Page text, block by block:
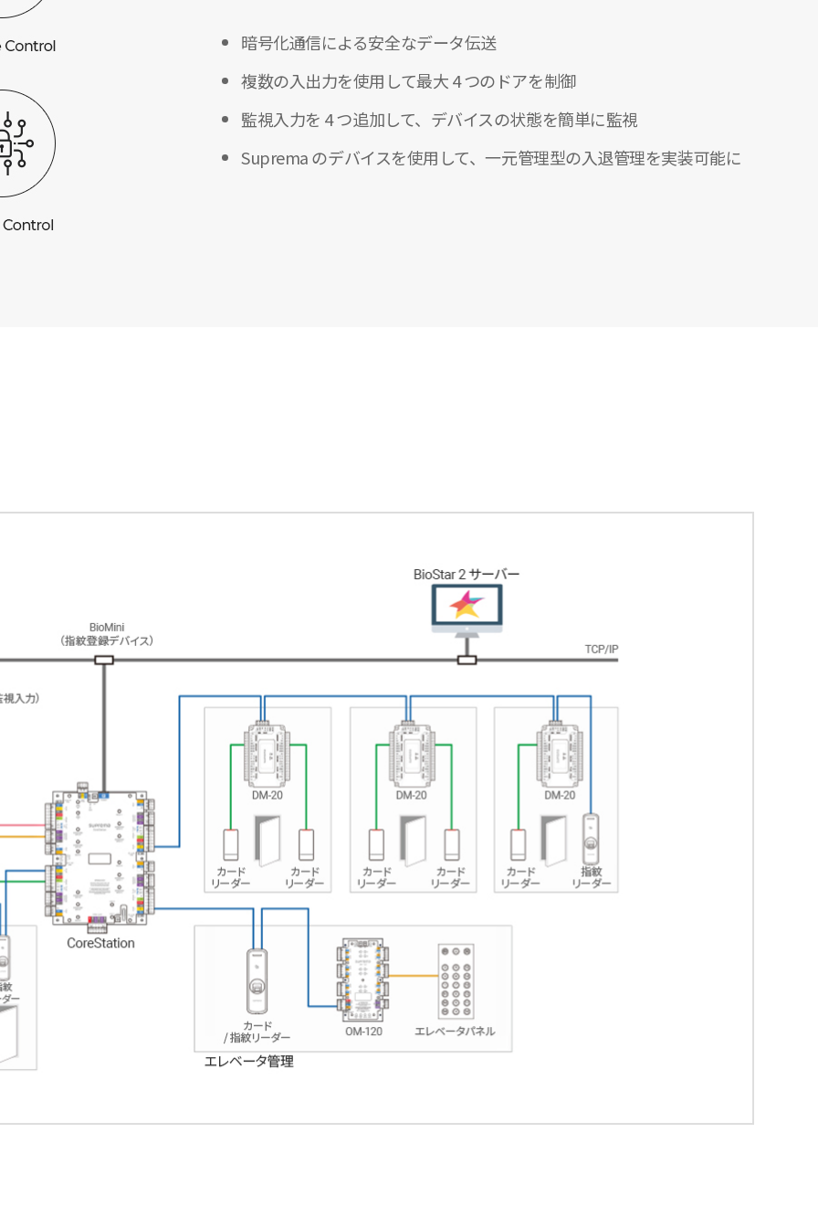
暗号化通信による安全なデータ伝送
複数の入出力を使用して最大 4 つのドアを制御
監視入力を 4 つ追加して、デバイスの状態を簡単に監視
Suprema のデバイスを使用して、一元管理型の入退管理を実装可能に